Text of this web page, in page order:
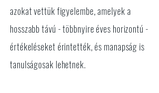
azokat vettük figyelembe, amelyek a
hosszabb távú - többnyire éves horizontú -
értékeléseket érintették, és manapság is
tanulságosak lehetnek.